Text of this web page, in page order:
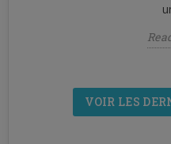
VOIR LES